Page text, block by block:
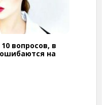
вопросов, в
на